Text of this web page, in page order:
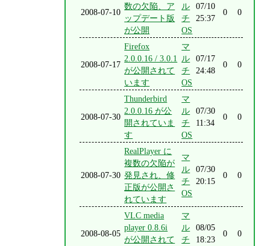
2008-07-10
数の欠陥、ア
ップデート版
が公開
ル
チ
OS
07/10
25:37
0 0
2008-07-17
Firefox
2.0.0.16 / 3.0.1
が公開されて
います
マ
ル
チ
OS
07/17
24:48
0 0
2008-07-30
Thunderbird
2.0.0.16 が公
開されていま
す
マ
ル
チ
OS
07/30
11:34
0 0
2008-07-30
RealPlayer に
複数の欠陥が
発見され、修
正版が公開さ
れています
マ
ル
チ
OS
07/30
20:15
0 0
2008-08-05
VLC media
player 0.8.6i
が公開されて
マ
ル
チ
08/05
18:23
0 0